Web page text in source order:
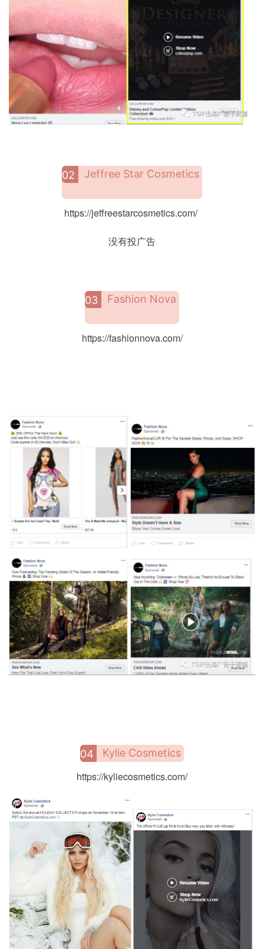
02 Jeffree Star Cosmetics
https://jeffreestarcosmetics.com/
没有投广告
03 Fashion Nova
https://fashionnova.com/
04 Kylie Cosmetics
https://kyliecosmetics.com/